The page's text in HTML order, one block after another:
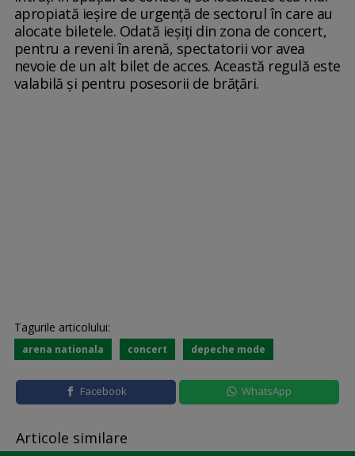
apropiată ieşire de urgenţă de sectorul în care au
alocate biletele. Odată ieşiţi din zona de concert,
pentru a reveni în arenă, spectatorii vor avea
nevoie de un alt bilet de acces. Această regulă este
valabilă şi pentru posesorii de brăţări.
Tagurile articolului:
arena nationala concert depeche mode
Facebook WhatsApp
Articole similare